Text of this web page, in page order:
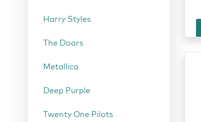
Harry Styles
The Doors
Metallica
Deep Purple
Twenty One Pilots